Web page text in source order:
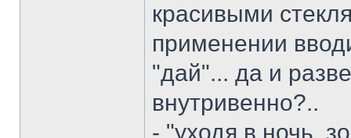
красивыми
применении
"дай"... да и
внутривенно?..
- "уходя в ночь,